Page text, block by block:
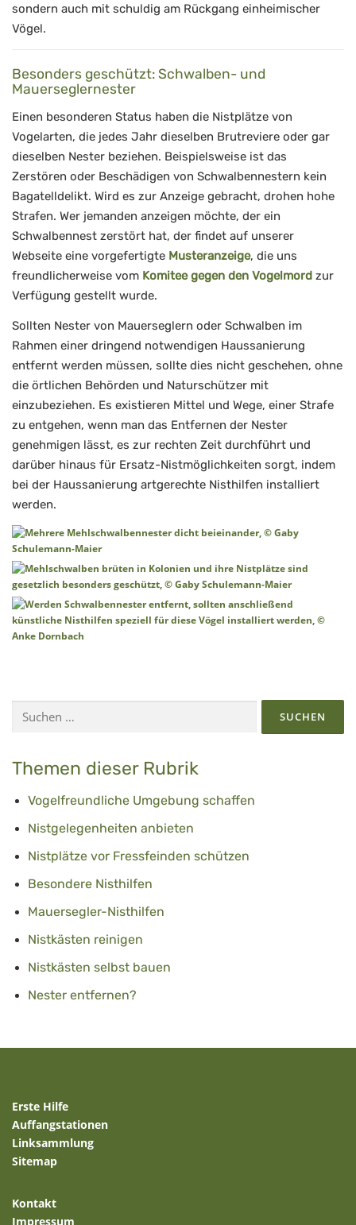
sondern auch mit schuldig am Rückgang einheimischer
Vögel.
Besonders geschützt: Schwalben- und
Mauerseglernester
Einen besonderen Status haben die Nistplätze von
Vogelarten, die jedes Jahr dieselben Brutreviere oder gar
dieselben Nester beziehen. Beispielsweise ist das
Zerstören oder Beschädigen von Schwalbennestern kein
Bagatelldelikt. Wird es zur Anzeige gebracht, drohen hohe
Strafen. Wer jemanden anzeigen möchte, der ein
Schwalbennest zerstört hat, der findet auf unserer
Webseite eine vorgefertigte Musteranzeige, die uns
freundlicherweise vom Komitee gegen den Vogelmord zur
Verfügung gestellt wurde.
Sollten Nester von Mauerseglern oder Schwalben im
Rahmen einer dringend notwendigen Haussanierung
entfernt werden müssen, sollte dies nicht geschehen, ohne
die örtlichen Behörden und Naturschützer mit
einzubeziehen. Es existieren Mittel und Wege, einer Strafe
zu entgehen, wenn man das Entfernen der Nester
genehmigen lässt, es zur rechten Zeit durchführt und
darüber hinaus für Ersatz-Nistmöglichkeiten sorgt, indem
bei der Haussanierung artgerechte Nisthilfen installiert
werden.
nach:
Themen dieser Rubrik
Vogelfreundliche Umgebung schaffen
Nistgelegenheiten anbieten
Nistplätze vor Fressfeinden schützen
Besondere Nisthilfen
Mauersegler-Nisthilfen
Nistkästen reinigen
Nistkästen selbst bauen
Nester entfernen?
Erste Hilfe
Auffangstationen
Linksammlung
Sitemap
Kontakt
Impressum